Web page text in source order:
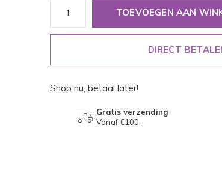
TOEVOEGEN AAN
DIRECT
Shop nu, betaal later!
Gratis verzending
Vanaf €100,-